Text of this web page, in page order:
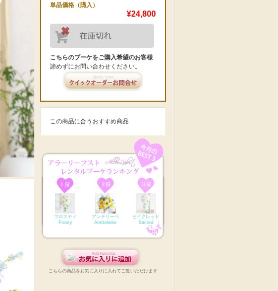
単品価格（購入）
¥24,800
こちらのブーケをご購入希望のお客様
諦めずにお問い合わせください。
この商品に合うおすすめ商品
フロスティ
Frosty
アンテリーベ
Amtteliebe
セイクレッド
Sacred
こちらの商品をお気に入りに入れてご覧いただけます